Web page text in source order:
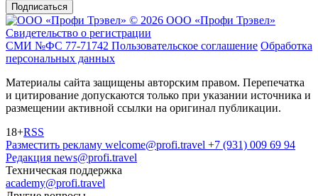
Подписаться
© 2026 ООО «Профи Трэвeл»
Свидетельство о регистрации
СМИ №ФС 77-71742 Пользовательское соглашение Обработка
персональных данных
Материалы сайта защищены авторским правом. Перепечатка
и цитирование допускаются только при указании источника и
размещении активной ссылки на оригинал публикации.
18+RSS
Разместить рекламу welcome@profi.travel +7 (931) 009 69 94
Редакция news@profi.travel
Техническая поддержка
academy@profi.travel